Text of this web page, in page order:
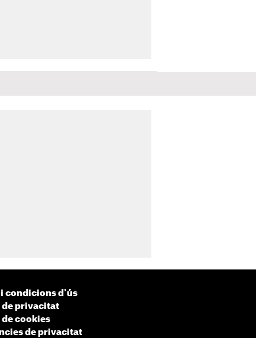
i condicions d'ús
de privacitat
de cookies
de privacitat